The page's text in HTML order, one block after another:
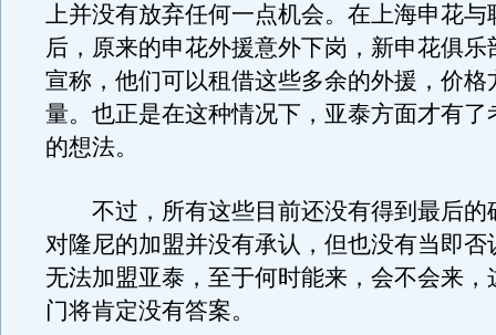
上并没有放弃任何一点机会。在上海申花与
后，原来的申花外援意外下岗，新申花俱乐
宣称，他们可以租借这些多余的外援，价格
量。也正是在这种情况下，亚泰方面才有了
的想法。
不过，所有这些目前还没有得到最后的
对隆尼的加盟并没有承认，但也没有当即否
无法加盟亚泰，至于何时能来，会不会来，
门将肯定没有答案。